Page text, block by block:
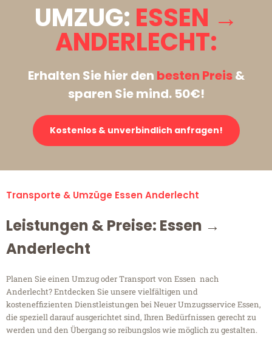
UMZUG: ESSEN →
ANDERLECHT:
Erhalten Sie hier den besten Preis&
sparen Sie mind. 50€!
Kostenlos & unverbindlich anfragen!
Transporte & Umzüge Essen Anderlecht
Leistungen & Preise: Essen →
Anderlecht
Planen Sie einen Umzug oder Transport von Essen nach
Anderlecht? Entdecken Sie unsere vielfältigen und
kosteneffizienten Dienstleistungen bei Neuer Umzugsservice Essen,
die speziell darauf ausgerichtet sind, Ihren Bedürfnissen gerecht zu
werden und den Übergang so reibungslos wie möglich zu gestalten.